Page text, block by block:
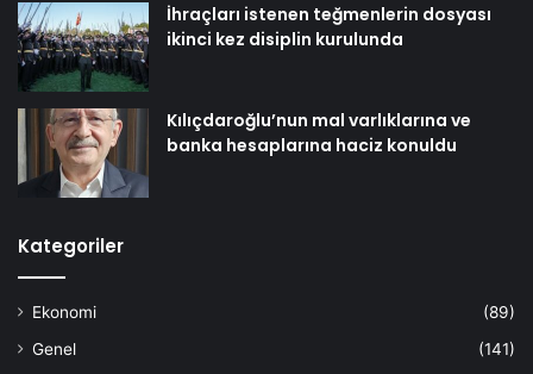
İhraçları istenen teğmenlerin dosyası
ikinci kez disiplin kurulunda
Kılıçdaroğlu’nun mal varlıklarına ve
banka hesaplarına haciz konuldu
Kategoriler
Ekonomi
(89)
Genel
(141)